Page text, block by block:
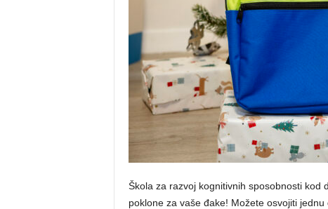
Škola za razvoj kognitivnih sposobnosti kod
poklone za vaše đake! Možete osvojiti